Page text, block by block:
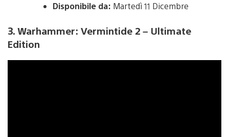
Disponibile da: Martedì 11 Dicembre
3. Warhammer: Vermintide 2 – Ultimate
Edition